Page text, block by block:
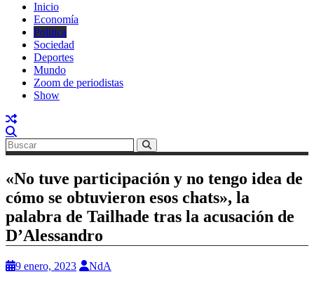
Inicio
Economía
Política
Sociedad
Deportes
Mundo
Zoom de periodistas
Show
«No tuve participación y no tengo idea de
cómo se obtuvieron esos chats», la
palabra de Tailhade tras la acusación de
D’Alessandro
9 enero, 2023 NdA